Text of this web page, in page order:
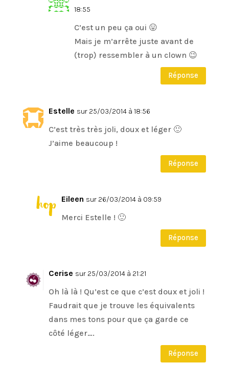
18:55
C’est un peu ça oui 😛
Mais je m’arrête juste avant de
(trop) ressembler à un clown 😉
Réponse
Estelle sur 25/03/2014 à 18:56
C’est très très joli, doux et léger 🙂
J’aime beaucoup !
Réponse
Eileen sur 26/03/2014 à 09:59
Merci Estelle ! 🙂
Réponse
Cerise sur 25/03/2014 à 21:21
Oh là là ! Qu’est ce que c’est doux et joli !
Faudrait que je trouve les équivalents
dans mes tons pour que ça garde ce
côté léger….
Réponse